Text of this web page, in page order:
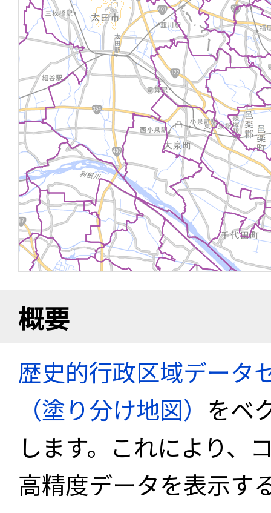
概要
歴史的行政区域データ
（塗り分け地図） をベ
します。これにより、
高精度データを表示す